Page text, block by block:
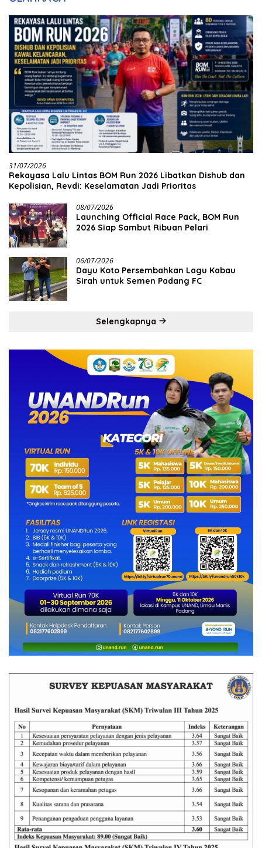
31/07/2026
Rekayasa Lalu Lintas BOM Run 2026 Libatkan Dishub dan
Kepolisian, Revdi: Keselamatan Jadi Prioritas
08/07/2026
Launching Official Race Pack, BOM Run
2026 Siap Sambut Ribuan Pelari
06/07/2026
Dayu Koto Persembahkan Lagu Kabau
Sirah untuk Semen Padang FC
Selengkapnya